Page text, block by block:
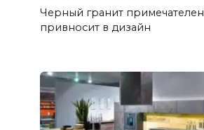
Черный гранит примечателен
привносит в дизайн